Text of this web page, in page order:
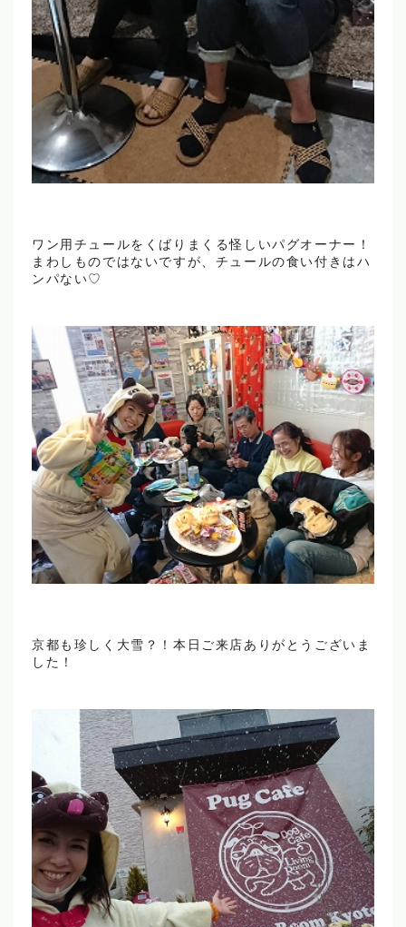
ワン用チュールをくばりまくる怪しいパグオーナー！
まわしものではないですが、チュールの食い付きはハ
ンパない♡
京都も珍しく大雪？！本日ご来店ありがとうございま
した！